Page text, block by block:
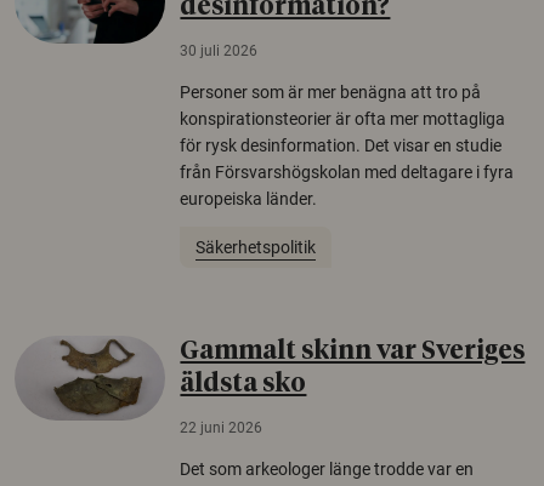
desinformation?
30 juli 2026
Personer som är mer benägna att tro på
konspirationsteorier är ofta mer mottagliga
för rysk desinformation. Det visar en studie
från Försvarshögskolan med deltagare i fyra
europeiska länder.
Säkerhetspolitik
Gammalt skinn var Sveriges
äldsta sko
22 juni 2026
Det som arkeologer länge trodde var en